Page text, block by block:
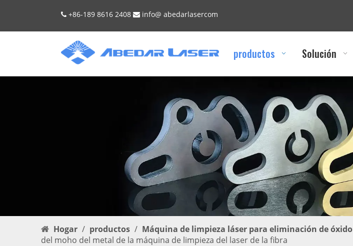
 +86-189 8616 2408  info@ abedarlasercom
productos Solución
Hogar / productos / Máquina de limpieza láser para eliminación de óxido
del moho del metal de la máquina de limpieza del laser de la fibra